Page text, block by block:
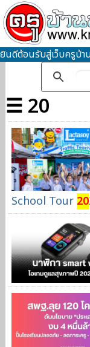
ยินดีต้อนรับสู่เว็บครูบ้
☰ 20
School Tour 20